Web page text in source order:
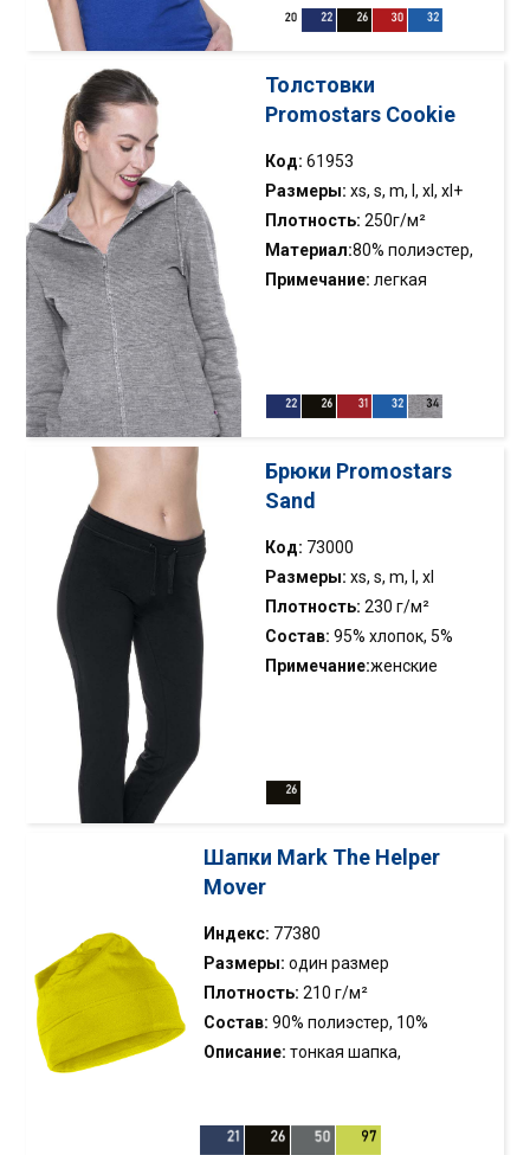
двойная строчка
Толстовки
Promostars Cookie
Код: 61953
Размеры: xs, s, m, l, xl, xl+
Плотность: 250г/м²
Материал:80% полиэстер,
20% хлопок
Примечание: легкая
вафельная ткань внутри
капюшона; пластиковые
эластичная кромка;двойная
строчка
Брюки Promostars
Sand
Код: 73000
Размеры: xs, s, m, l, xl
Плотность: 230 г/м²
Состав: 95% хлопок, 5%
эластан
Примечание:женские
Шапки Mark The Helper
Mover
Индекс: 77380
Размеры: один размер
Плотность: 210 г/м²
Состав: 90% полиэстер, 10%
эластан
Описание: тонкая шапка,
стороны обработан щеткой;